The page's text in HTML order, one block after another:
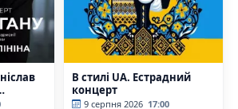
В стилі UA. Естрадний
концерт
9 серпня 2026 17:00